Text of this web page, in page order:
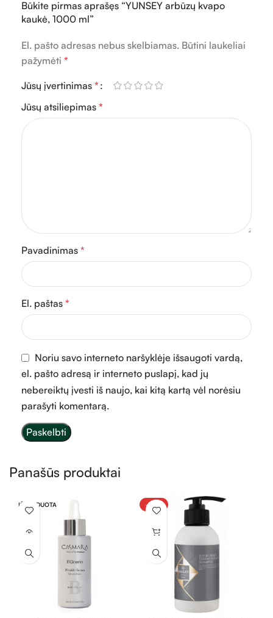
Būkite pirmas aprašęs “YUNSEY arbūzų kvapo
kaukė, 1000 ml”
El. pašto adresas nebus skelbiamas. Būtini laukeliai
pažymėti *
Jūsų įvertinimas *
Jūsų atsiliepimas *
Pavadinimas *
El. paštas *
Noriu savo interneto naršyklėje išsaugoti vardą,
el. pašto adresą ir interneto puslapį, kad jų
nebereiktų įvesti iš naujo, kai kitą kartą vėl norėsiu
parašyti komentarą.
Panašūs produktai
IŠPARDUOTA -30%